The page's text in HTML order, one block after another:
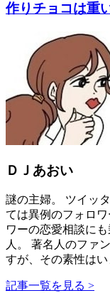
作りチョコは重
ＤＪあおい
謎の主婦。 ツイッ
ては異例のフォロ
ワーの恋愛相談に
人。 著名人のファ
すが、その素性はい
記事一覧を見る >